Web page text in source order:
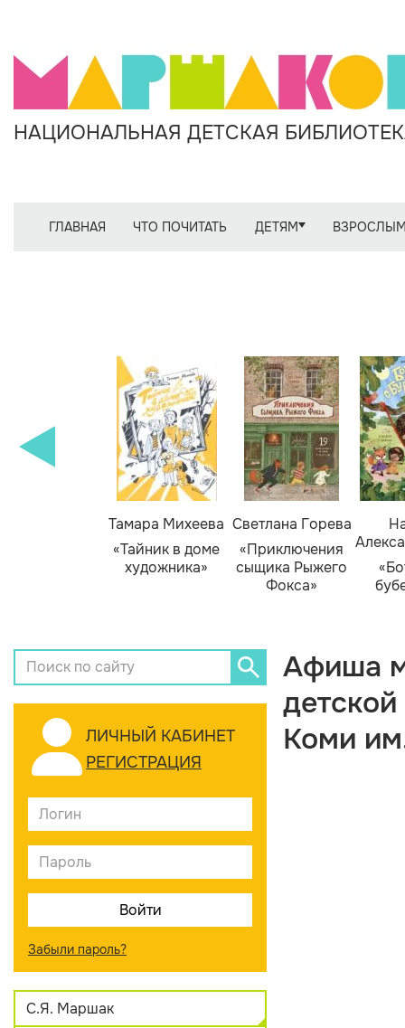
НАЦИОНАЛЬНАЯ ДЕТСКАЯ
ГЛАВНАЯ ЧТО ПОЧИТАТЬ ДЕТЯМ
Тамара Михеева
«Тайник в доме
художника»
Светлана Горева
«Приключения
сыщика Рыжего
Фокса»
ЛИЧНЫЙ КАБИНЕТ
РЕГИСТРАЦИЯ
Забыли пароль?
С.Я. Маршак
Афиша
Коми